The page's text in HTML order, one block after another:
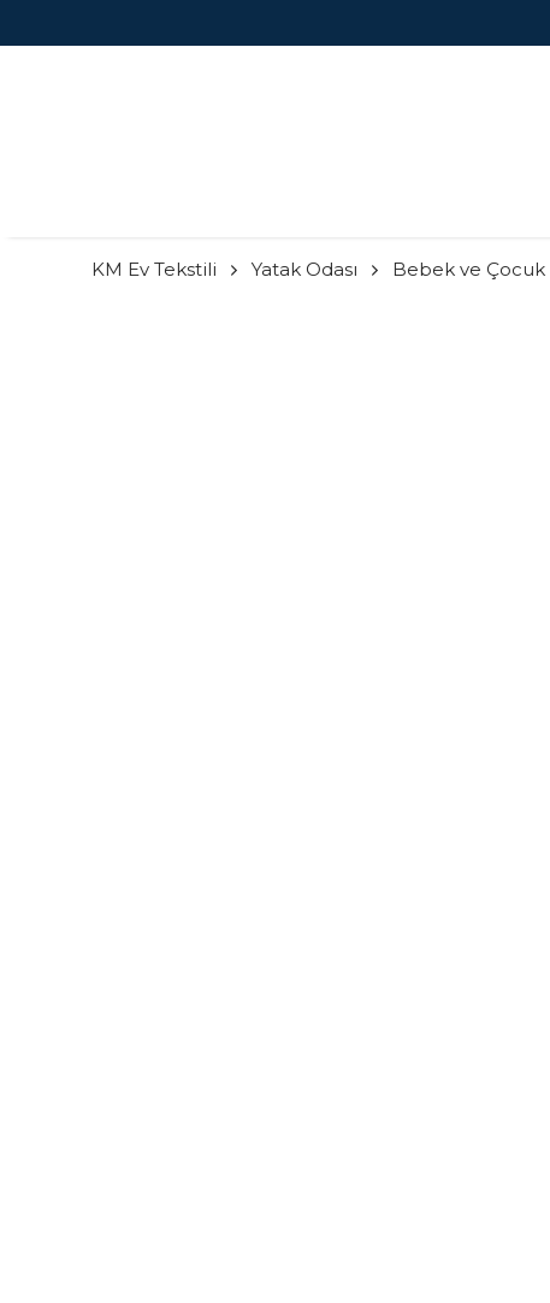
KM Ev Tekstili Yatak Odası Bebek ve Çocuk